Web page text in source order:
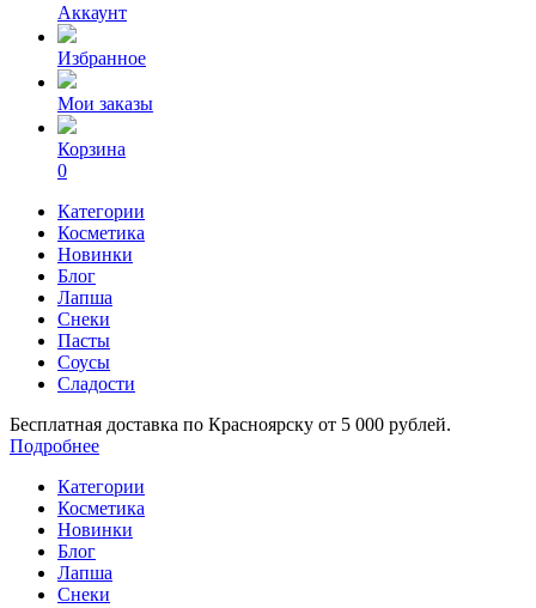
Аккаунт
Избранное
Мои заказы
Корзина
0
Категории
Косметика
Новинки
Блог
Лапша
Снеки
Пасты
Соусы
Сладости
Бесплатная доставка по Красноярску от 5 000 рублей.
Подробнее
Категории
Косметика
Новинки
Блог
Лапша
Снеки